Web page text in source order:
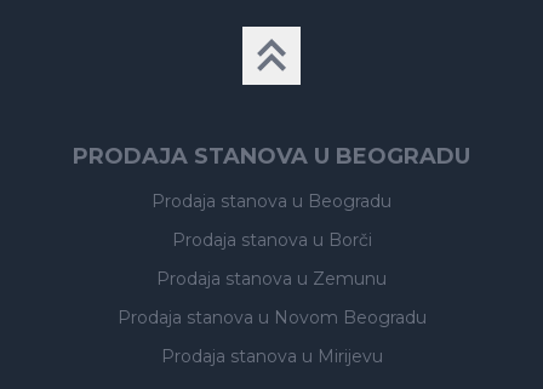
PRODAJA STANOVA U BEOGRADU
Prodaja stanova u Beogradu
Prodaja stanova u Borči
Prodaja stanova u Zemunu
Prodaja stanova u Novom Beogradu
Prodaja stanova u Mirijevu